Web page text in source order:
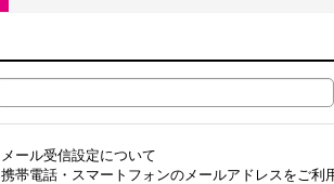
メール受信設定について
携帯電話・スマートフォンのメールアドレスをご利